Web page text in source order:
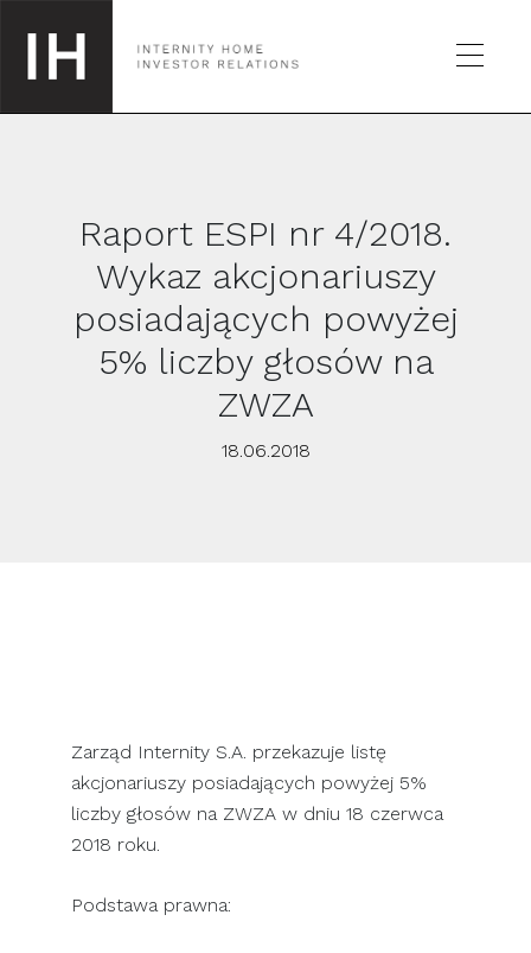
SPÓŁKA
GIEŁDA
RAPORTY
Raport ESPI nr 4/2018.
Wykaz akcjonariuszy
posiadających powyżej
5% liczby głosów na
ZWZA
18.06.2018
Zarząd Internity S.A. przekazuje listę
akcjonariuszy posiadających powyżej 5%
liczby głosów na ZWZA w dniu 18 czerwca
2018 roku.
Podstawa prawna: